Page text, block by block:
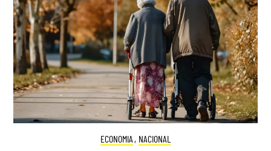
ECONOMIA , NACIONAL